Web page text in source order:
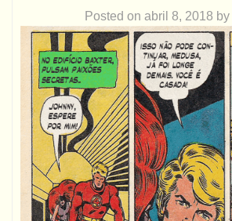
Posted on abril 8, 2018 by